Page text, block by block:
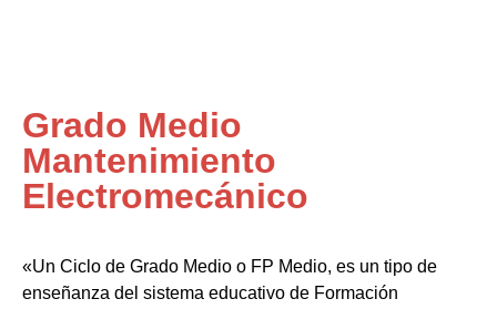
Grado Medio
Mantenimiento
Electromecánico
«Un Ciclo de Grado Medio o FP Medio, es un tipo de
enseñanza del sistema educativo de Formación